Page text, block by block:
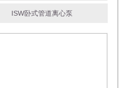
ISW卧式管道离心泵